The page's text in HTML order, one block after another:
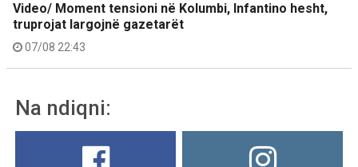
Video/ Moment tensioni në Kolumbi, Infantino hesht,
truprojat largojnë gazetarët
07/08 22:43
Na ndiqni: